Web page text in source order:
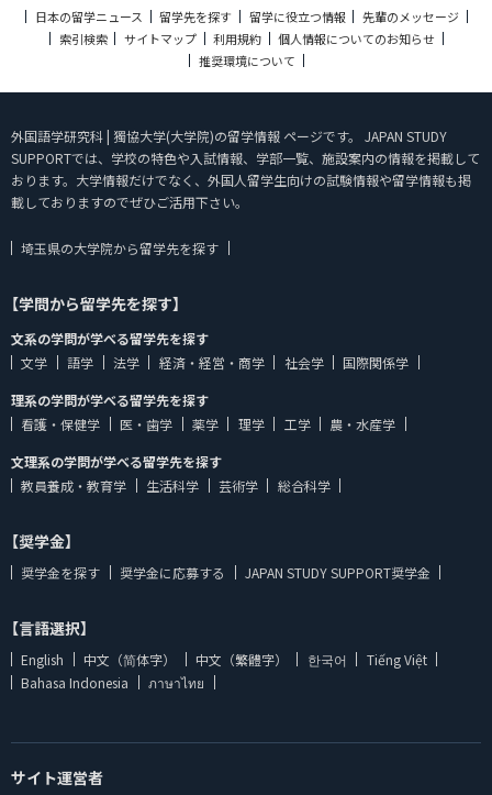
日本の留学ニュース 留学先を探す 留学に役立つ情報
先輩のメッセージ
索引検索
サイトマップ 利用規約
個人情報についてのお知らせ
推奨環境について
外国語学研究科 | 獨協大学(大学院)の留学情報 ページです。 JAPAN STUDY
SUPPORTでは、学校の特色や入試情報、学部一覧、施設案内の情報を掲載して
おります。大学情報だけでなく、外国人留学生向けの試験情報や留学情報も掲
載しておりますのでぜひご活用下さい。
埼玉県の大学院から留学先を探す
【学問から留学先を探す】
文系の学問が学べる留学先を探す
文学
語学 法学 経済・経営・商学 社会学
国際関係学
理系の学問が学べる留学先を探す
看護・保健学
医・歯学 薬学 理学 工学
農・水産学
文理系の学問が学べる留学先を探す
教員養成・教育学
生活科学 芸術学 総合科学
【奨学金】
奨学金を探す 奨学金に応募する JAPAN STUDY SUPPORT奨学金
【言語選択】
English 中文（简体字） 中文（繁體字） 한국어
Tiếng Việt
Bahasa Indonesia
ภาษาไทย
サイト運営者